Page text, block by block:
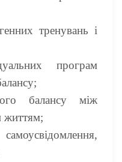
тренувань і
програм
балансу між
життям;